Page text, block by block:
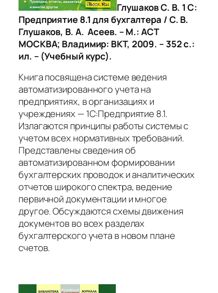
Глушаков С. В. 1 С:
Предприятие 8.1 для бухгалтера / С. В.
Глушаков, В. А. Асеев. – М.: АСТ
МОСКВА; Владимир: ВКТ, 2009. – 352 с.:
ил. – (Учебный курс).
Книга посвящена системе ведения
автоматизированного учета на
предприятиях, в организациях и
учреждениях — 1С:Предприятие 8.1.
Излагаются принципы работы системы с
учетом всех нормативных требований.
Представлены сведения об
автоматизированном формировании
бухгалтерских проводок и аналитических
отчетов широкого спектра, ведение
первичной документации и многое
другое. Обсуждаются схемы движения
документов во всех разделах
бухгалтерского учета в новом плане
счетов.